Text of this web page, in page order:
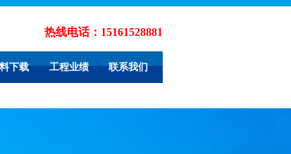
热线电话： 15161528881
下载 工程业绩 联系我们